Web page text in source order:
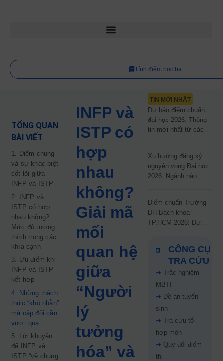
Tính điểm học bạ
TỔNG QUAN
BÀI VIẾT
1. Điểm chung
và sự khác biệt
cốt lõi giữa
INFP và ISTP
2. INFP và
ISTP có hợp
nhau không?
Mức độ tương
thích trong các
khía cạnh
3. Ưu điểm khi
INFP và ISTP
kết hợp
4. Những thách
thức “khó nhằn”
mà cặp đôi cần
vượt qua
5. Lời khuyên
để INFP và
ISTP “về chung
INFP và
ISTP có
hợp
nhau
không?
Giải mã
mối
quan hệ
giữa
“Người
lý
tưởng
hóa” và
TIN MỚI NHẤT
Dự báo điểm chuẩn
đại học 2026: Thông
tin mới nhất từ các
Xu hướng đăng ký
nguyện vọng Đại học
2026: Ngành nào
Điểm chuẩn Trường
ĐH Bách khoa
TP.HCM 2026: Dự
67%
CÔNG CỤ
TRA CỨU
➜ Trắc nghiệm
MBTI
➜ Đề án tuyển
sinh
➜ Tra cứu tổ
hợp môn
➜ Quy đổi điểm
thi